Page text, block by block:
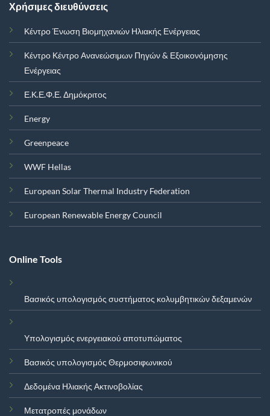
Χρήσιμες διευθύνσεις
Κέντρο Ένωση Βιομηχανιών Ηλιακής Ενέργειας
Κέντρο Κέντρο Ανανεώσιμων Πηγών & Εξοικονόμησης
Ενέργειας
Ε.Κ.Ε.Φ.Ε. Δημόκριτος
Energy
Greenpeace
WWF Hellas
European Solar Thermal Industry Federation
European Renewable Energy Council
Online Tools
Βασικός υπολογισμός συστήματος κολυμβητικών δεξαμενών
Υπολογισμός ενεργειακού αποτυπώματος
Βασικός υπολογισμός Θερμοσιφωνικού
Δεδομένα Ηλιακής Ακτινοβολίας
Μετατροπές μονάδων